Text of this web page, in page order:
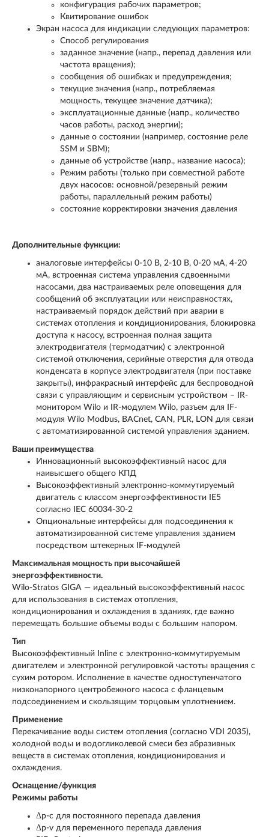
конфигурация рабочих параметров;
Квитирование ошибок
Экран насоса для индикации следующих параметров:
Способ регулирования
заданное значение (напр., перепад давления или
частота вращения);
сообщения об ошибках и предупреждения;
текущие значения (напр., потребляемая
мощность, текущее значение датчика);
эксплуатационные данные (напр., количество
часов работы, расход энергии);
данные о состоянии (например, состояние реле
SSM и SBM);
данные об устройстве (напр., название насоса);
Режим работы (только при совместной работе
двух насосов: основной/резервный режим
работы, параллельный режим работы)
состояние корректировки значения давления
Дополнительные функции:
аналоговые интерфейсы 0-10 В, 2-10 В, 0-20 мА, 4-20
мА, встроенная система управления сдвоенными
насосами, два настраиваемых реле оповещения для
сообщений об эксплуатации или неисправностях,
настраиваемый порядок действий при аварии в
системах отопления и кондиционирования, блокировка
доступа к насосу, встроенная полная защита
электродвигателя (термодатчик) с электронной
системой отключения, серийные отверстия для отвода
конденсата в корпусе электродвигателя (при поставке
закрыты), инфракрасный интерфейс для беспроводной
связи с управляющим и сервисным устройством – IR-
монитором Wilo и IR-модулем Wilo, разъем для IF-
модуля Wilo Modbus, BACnet, CAN, PLR, LON для связи
с автоматизированной системой управления зданием.
Ваши преимущества
Инновационный высокоэффективный насос для
наивысшего общего КПД
Высокоэффективный электронно-коммутируемый
двигатель с классом энергоэффективности IE5
согласно IEC 60034-30-2
Опциональные интерфейсы для подсоединения к
автоматизированной системе управления зданием
посредством штекерных IF-модулей
Максимальная мощность при высочайшей
энергоэффективности.
Wilo-Stratos GIGA — идеальный высокоэффективный насос
для использования в системах отопления,
кондиционирования и охлаждения в зданиях, где важно
перемещать большие объемы воды с большим напором.
Тип
Высокоэффективный Inline с электронно-коммутируемым
двигателем и электронной регулировкой частоты вращения с
сухим ротором. Исполнение в качестве одноступенчатого
низконапорного центробежного насоса с фланцевым
подсоединением и скользящим торцовым уплотнением.
Применение
Перекачивание воды систем отопления (согласно VDI 2035),
холодной воды и водогликолевой смеси без абразивных
веществ в системах отопления, кондиционирования и
охлаждения.
Оснащение/функция
Режимы работы
Δp-c для постоянного перепада давления
Δp-v для переменного перепада давления